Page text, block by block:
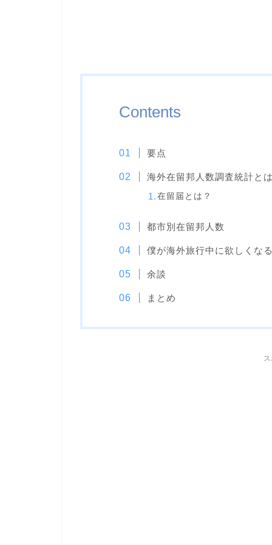
Contents
要点
海外在留邦人数調査統計と
在留届とは？
都市別在留邦人数
僕が海外旅行中に欲しくな
余談
まとめ